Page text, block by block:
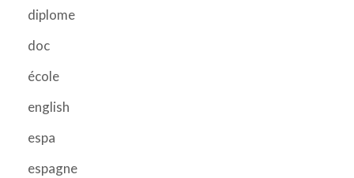
diplome
doc
école
english
espa
espagne